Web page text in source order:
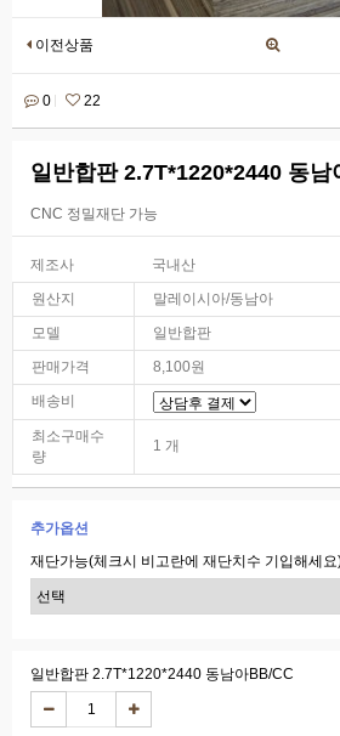
이전상품
0 22
일반합판 2.7T*1220*2440 동남
CNC 정밀재단 가능
제조사
국내산
원산지
말레이시아/동남아
모델
일반합판
판매가격
8,100원
배송비
최소구매수
량
1 개
추가옵션
재단가능(체크시 비고란에 재단치수 기입해세요
일반합판 2.7T*1220*2440 동남아BB/CC